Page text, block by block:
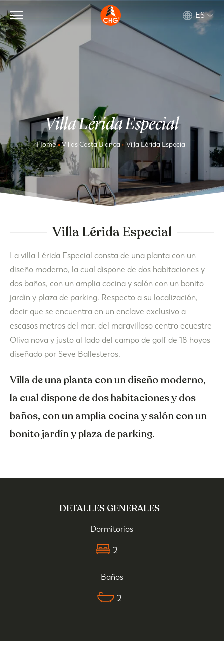
ES
Villa Lérida Especial
Home»Villas Costa Blanca»Villa Lérida Especial
Villa Lérida Especial
La villa Lérida Especial consta de una planta con un
diseño moderno, la cual dispone de dos habitaciones y
dos baños, con un amplia cocina y salón con un bonito
jardín y plaza de parking. Respecto a su localización,
decir que se encuentra en un enclave exclusivo a
escasos metros del mar, del maravilloso centro ecuestre
Oliva nova y justo al lado del campo de golf de 18 hoyos
diseñado por Seve Ballesteros.
Villa de una planta con un diseño moderno,
la cual dispone de dos habitaciones y dos
baños, con un amplia cocina y salón con un
bonito jardín y plaza de parking.
DETALLES GENERALES
Dormitorios
2
Baños
2